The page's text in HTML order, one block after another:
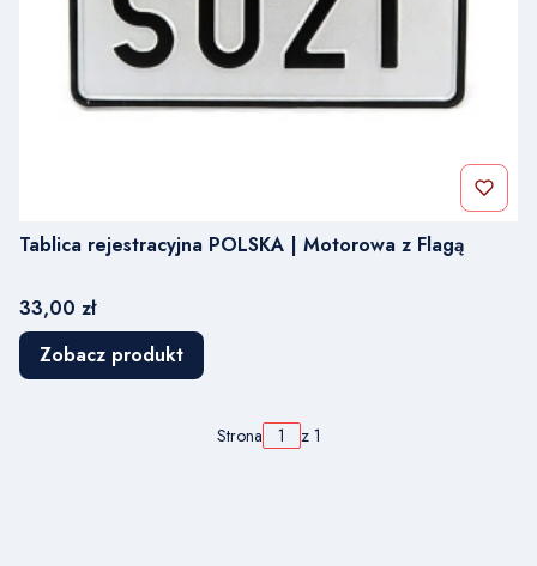
Tablica rejestracyjna POLSKA | Motorowa z Flagą
Cena
33,00 zł
Zobacz produkt
Strona z 1